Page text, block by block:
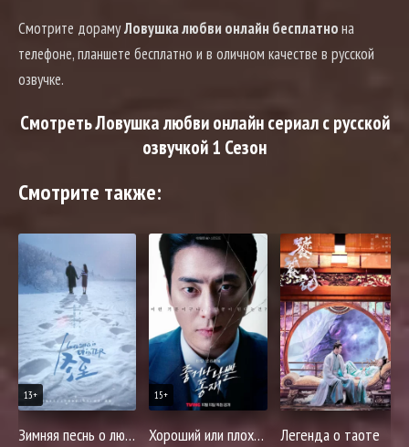
Смотрите дорамуЛовушка любви онлайн бесплатнона
телефоне, планшете бесплатно и в оличном качестве в русской
озвучке.
Смотреть Ловушка любви онлайн сериал с русской
озвучкой 1 Сезон
Смотрите также:
13+
Зимняя песнь о любви
15+
Хороший или плохой прокурор Легенда о таоте